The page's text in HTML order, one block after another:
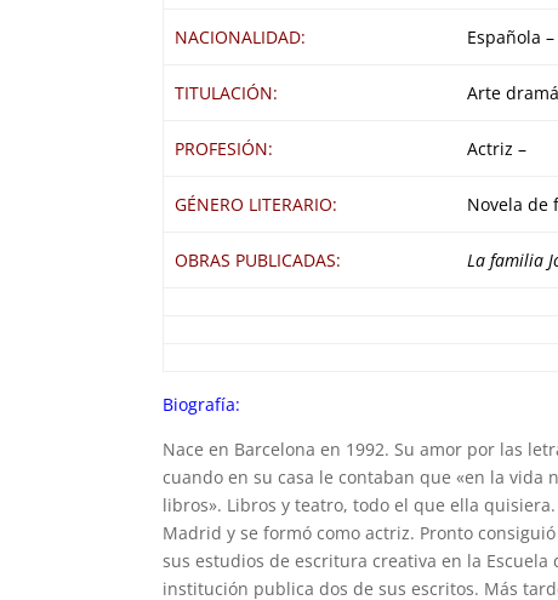
NACIONALIDAD: Española –
TITULACIÓN: Arte
PROFESIÓN: Actriz –
GÉNERO LITERARIO: Novela de
OBRAS PUBLICADAS: La familia
Biografía:
Nace en Barcelona en 1992. Su amor por las
cuando en su casa le contaban que «en la vida
libros». Libros y teatro, todo el que ella
Madrid y se formó como actriz. Pronto
sus estudios de escritura creativa en la
institución publica dos de sus escritos. Más